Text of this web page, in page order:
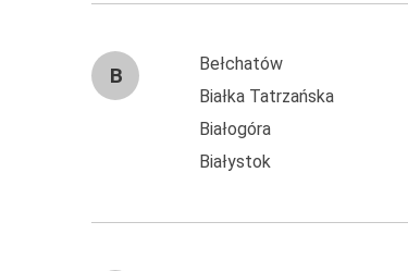
B
Bełchatów
Białka Tatrzańska
Białogóra
Białystok